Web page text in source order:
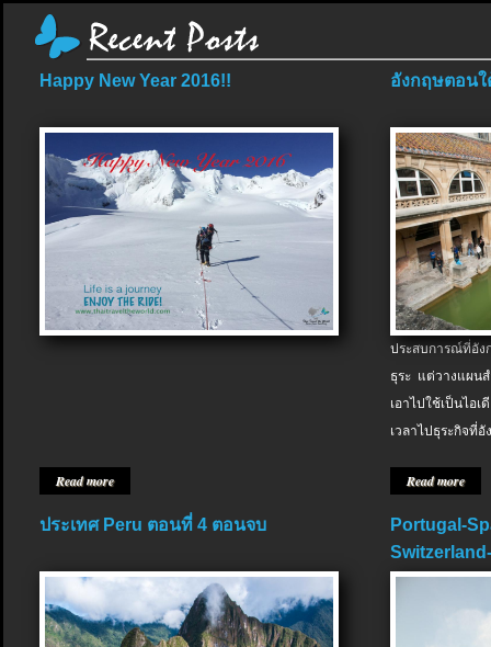
Happy New Year 2016!!
Read more
อังกฤษตอนใ
ประสบการณ์ที่อัง
ธุระ แต่วางแผน
เอาไปใช้เป็นไอ
เวลาไปธุระกิจที่อั
Read more
ประเทศ Peru ตอนที่ 4 ตอนจบ
Portugal-